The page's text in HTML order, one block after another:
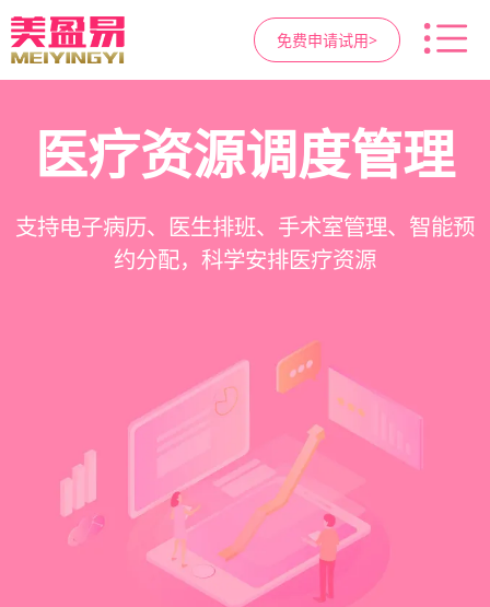
免费申请试用>
智慧医美管理系统
一站式解决医美机构预约、咨询、手术安排、会
员管理、财务核算全流程管理
医疗资源调度管理
支持电子病历、医生排班、手术室管理、智能预
约分配，科学安排医疗资源
高净值客户价值挖掘
支持客户分级管理、消费轨迹追踪、个性化方案
定制、实现客户长期价值挖掘
营销与私域运营
提供小程序商城、私域scrm、项目套餐、裂变分
销多种营销工具，助力获客与转化